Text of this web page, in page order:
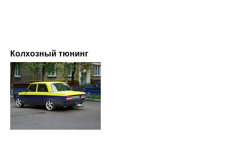
Колхозный тюнинг